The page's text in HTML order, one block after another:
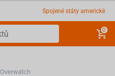
Spojené státy americké
0
Overwatch